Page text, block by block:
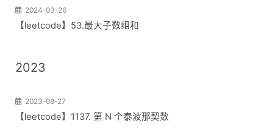
2024-03-26
【leetcode】53.最大子数组和
2023
2023-08-27
【leetcode】1137. 第 N 个泰波那契数